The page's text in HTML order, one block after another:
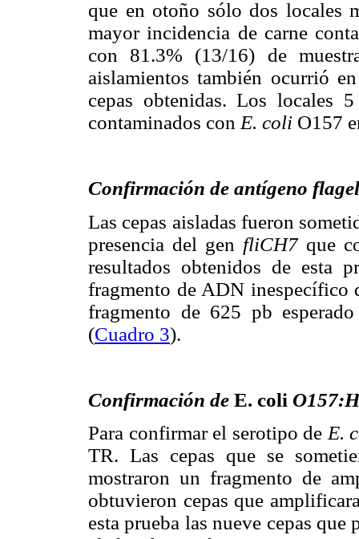
que en otoño sólo dos locales
mayor incidencia de carne
con 81.3% (13/16) de
aislamientos también ocurrió
cepas obtenidas. Los locales
contaminados con E. coli O157
Confirmación de antígeno
Las cepas aisladas fueron
presencia del gen fliCH7que
resultados obtenidos de esta
fragmento de ADN inespecífico
fragmento de 625 pb
(Cuadro 3).
Confirmación de E. coli
Para confirmar el serotipo de E.
TR. Las cepas que se
mostraron un fragmento de
obtuvieron cepas que
esta prueba las nueve cepas